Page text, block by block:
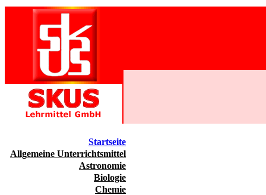
Startseite
Allgemeine Unterrichtsmittel
Astronomie
Biologie
Chemie